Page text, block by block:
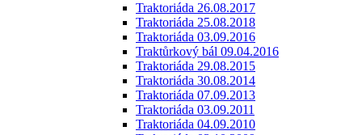
Traktoriáda 26.08.2017
Traktoriáda 25.08.2018
Traktoriáda 03.09.2016
Traktůrkový bál 09.04.2016
Traktoriáda 29.08.2015
Traktoriáda 30.08.2014
Traktoriáda 07.09.2013
Traktoriáda 03.09.2011
Traktoriáda 04.09.2010